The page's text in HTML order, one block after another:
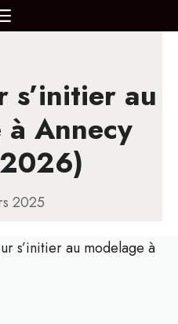
MENU
au
Annecy
2025
s’initier au modelage à